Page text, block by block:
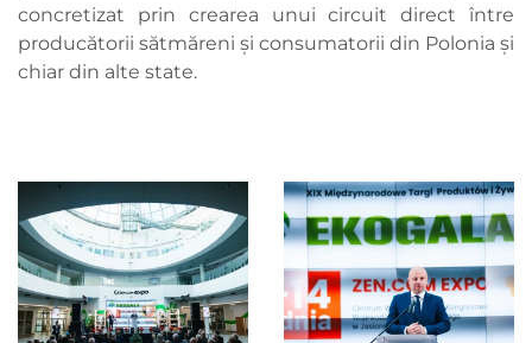
concretizat prin crearea unui circuit direct între
producătorii sătmăreni şi consumatorii din Polonia și
chiar din alte state.